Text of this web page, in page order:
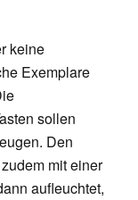
keine
Exemplare
sollen
Den
mit einer
aufleuchtet,